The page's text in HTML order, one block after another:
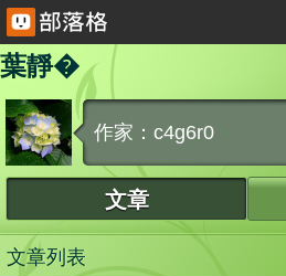
葉靜�
作家：c4g6r0
文章
文章列表